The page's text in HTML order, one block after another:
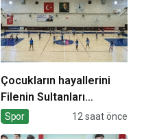
Çocukların hayallerini
Filenin Sultanları
süslüyor
Spor 12 saat önce